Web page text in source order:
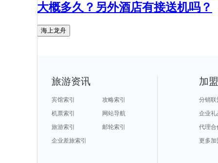
大概多久？另外酒店有接送机吗？
海上龙舟
旅游资讯
宾馆索引
攻略索引
机票索引
网站导航
旅游索引
邮轮索引
企业差旅索引
加
分销联
企业礼
代理合
更多加